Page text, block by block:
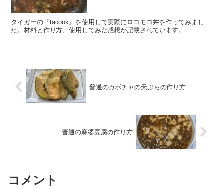
タイガーの『tacook』を使用して実際にロコモコ丼を作ってみまし
た。材料と作り方、使用してみた感想が記載されています。
普通のカボチャの天ぷらの作り方
普通の麻婆豆腐の作り方
コメント